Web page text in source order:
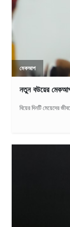
মেকআপ
নতুন বউয়ের
বিয়ের দিনটি মেয়েদের